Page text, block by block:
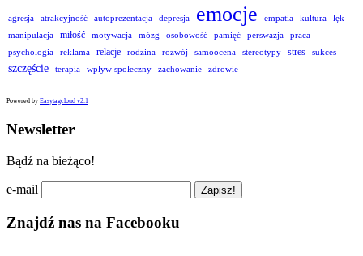
agresja atrakcyjność autoprezentacja depresja emocje empatia kultura
lęk
manipulacja
miłość motywacja mózg osobowość pamięć perswazja
praca
psychologia
reklama relacje rodzina rozwój samoocena stereotypy stres sukces
szczęście terapia wpływ społeczny zachowanie zdrowie
Powered by Easytagcloud v2.1
Newsletter
Bądź na bieżąco!
e-mail
Znajdź nas na Facebooku